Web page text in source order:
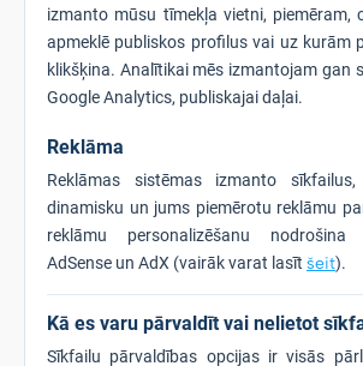
izmanto mūsu tīmekļa vietni, piemēram,
apmeklē publiskos profilus vai uz kurām
klikšķina. Analītikai mēs izmantojam gan
Google Analytics, publiskajai daļai.
Reklāma
Reklāmas sistēmas izmanto
dinamisku un jums piemērotu reklāmu
reklāmu personalizēšanu nodrošina
AdSense un AdX (vairāk varat lasīt šeit).
Kā es varu pārvaldīt vai nelietot
Sīkfailu pārvaldības opcijas ir visās